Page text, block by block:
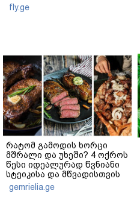
fly.ge
რატომ გამოდის ხორცი
მშრალი და უხეში? 4 ოქროს
წესი იდეალურად წვნიანი
სტეიკისა და მწვადისთვის
gemrielia.ge